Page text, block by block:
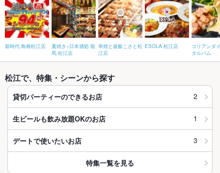
新時代 島根松江店
藁焼き×日本酒処 龍
馬 松江店
串焼と釜飯こさと松
江店
ESOLA 松江店
コリアンダ
タルパム
松江で、特集・シーンから探す
貸切パーティーのできるお店 2
生ビールも飲み放題OKのお店 1
デートで使いたいお店 3
特集一覧を見る